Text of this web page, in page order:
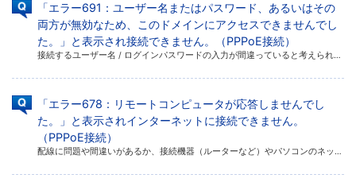
「エラー691：ユーザー名またはパスワード、あるいはその
両方が無効なため、このドメインにアクセスできませんでし
た。」と表示され接続できません。（PPPoE接続）
接続するユーザー名 / ログインパスワードの入力が間違っていると考えられます。 表示されるエラー内容 対処方法 接続するユーザー名 / ログインパスワードの確認 ご入会時に送られてきた「@nifty IDのご案内」をお手 […]
「エラー678：リモートコンピュータが応答しませんでし
た。」と表示されインターネットに接続できません。
（PPPoE接続）
配線に問題や間違いがあるか、接続機器（ルーターなど）やパソコンのネットワーク関連が不安定な可能性があります。 対処方法について詳しくは、以下をご確認ください。 対処方法 配線を確認後パソコンと接続機器の再起動を行う 物理 […]